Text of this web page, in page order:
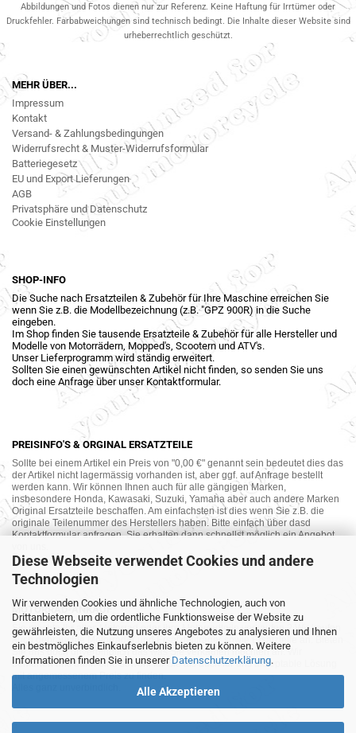
Diese Webseite verwendet Cookies und andere
Technologien
Wir verwenden Cookies und ähnliche Technologien, auch von
Drittanbietern, um die ordentliche Funktionsweise der Website zu
gewährleisten, die Nutzung unseres Angebotes zu analysieren und Ihnen
ein bestmögliches Einkaufserlebnis bieten zu können. Weitere
Informationen finden Sie in unserer Datenschutzerklärung.
Alle Akzeptieren
Abbildungen und Fotos dienen nur zur Referenz. Keine Haftung für Irrtümer oder
Druckfehler. Farbabweichungen sind technisch bedingt. Die Inhalte dieser Website sind
urheberrechtlich geschützt.
MEHR ÜBER...
Impressum
Kontakt
Versand- & Zahlungsbedingungen
Widerrufsrecht & Muster-Widerrufsformular
Batteriegesetz
EU und Export Lieferungen
AGB
Privatsphäre und Datenschutz
Cookie Einstellungen
SHOP-INFO
Die Suche nach Ersatzteilen & Zubehör für Ihre Maschine erreichen Sie
wenn Sie z.B. die Modellbezeichnung (z.B. "GPZ 900R) in die Suche
eingeben.
Im Shop finden Sie tausende Ersatzteile & Zubehör für alle Hersteller und
Modelle von Motorrädern, Mopped's, Scootern und ATV's.
Unser Lieferprogramm wird ständig erweitert.
Sollten Sie einen gewünschten Artikel nicht finden, so senden Sie uns
doch eine Anfrage über unser Kontaktformular.
PREISINFO'S & ORGINAL ERSATZTEILE
Sollte bei einem Artikel ein Preis von "0,00 €" genannt sein bedeutet dies das
der Artikel nicht lagermässig vorhanden ist, aber ggf. auf Anfrage bestellt
werden kann. Wir können Ihnen auch für alle gängigen Marken,
insbesondere Honda, Kawasaki, Suzuki, Yamaha aber auch andere Marken
Original Ersatzteile beschaffen. Am einfachsten ist dies wenn Sie z.B. die
originale Teilenummer des Herstellers haben. Bitte einfach über dasd
Kontaktformular anfragen. Sie erhalten dann schnellst möglich ein Angebot
MOTORRAD-ANKAUF
Sie möchte Ihr altes Motorrad oder Ihre Motorradteile verkaufen ? Wir kaufen
auch gebrauchte Motorräder und Ersatzteilträger sowie Ersatzteile an. Bieten
Sie uns doch unverbindlich das was Sie verkaufen möchten an. Wir
bemühen uns dann eine sowohl für Sie als auch für uns akzeptable Lösung
mit angemessenem Preis zu finden.